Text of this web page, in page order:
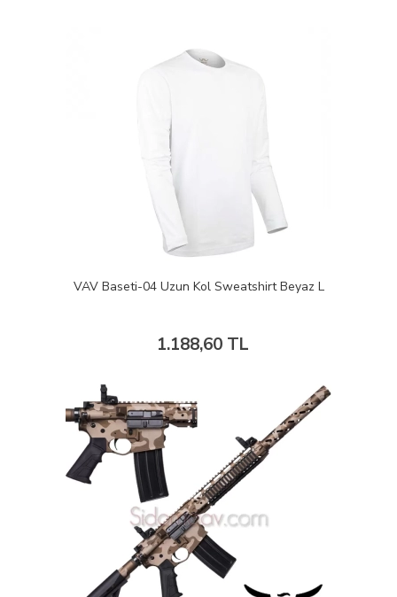
VAV Baseti-04 Uzun Kol Sweatshirt Beyaz L
1.188,60 TL